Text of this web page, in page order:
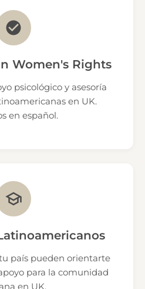
Women's Rights
psicológico y asesoría
en UK.
en español.
país pueden orientarte
para la comunidad
en UK.